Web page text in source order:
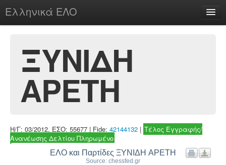
Ελληνικά ΕΛΟ
chesstu.be @ discord
Login
ΞΥΝΙΔΗ
ΑΡΕΤΗ
Η/Γ: 03/2012, ΕΣΟ: 55677 | Fide: 42144132 | Τέλος Εγγραφής/
Ανανέωσης Δελτίου Πληρωμένο
ΕΛΟ και Παρτίδες ΞΥΝΙΔΗ ΑΡΕΤΗ
Source: chessfed.gr